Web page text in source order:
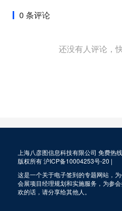
0 条评论
还没有人评论，
上海八彦图信息科技有限公司 免费热
版权所有沪ICP备10004253号-20 |
这是一个关于电子签到的专题网站，
会展项目经理规划和实施服务，为参
欢的话，请分享给其他人。